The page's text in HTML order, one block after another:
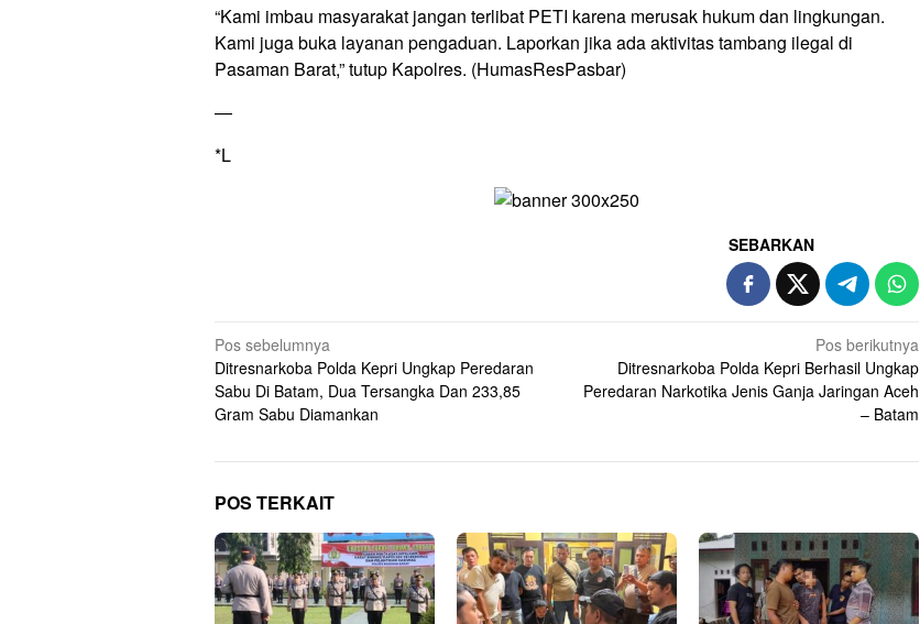
“Kami imbau masyarakat jangan terlibat PETI karena merusak hukum dan lingkungan.
Kami juga buka layanan pengaduan. Laporkan jika ada aktivitas tambang ilegal di
Pasaman Barat,” tutup Kapolres. (HumasResPasbar)
—
*L
SEBARKAN
Navigasi
pos
Pos sebelumnya
Ditresnarkoba Polda Kepri Ungkap Peredaran
Sabu Di Batam, Dua Tersangka Dan 233,85
Gram Sabu Diamankan
Pos berikutnya
Ditresnarkoba Polda Kepri Berhasil Ungkap
Peredaran Narkotika Jenis Ganja Jaringan Aceh
– Batam
POS TERKAIT